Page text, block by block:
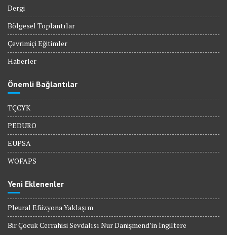
Dergi
Bölgesel Toplantılar
Çevrimiçi Eğitimler
Haberler
Önemli Bağlantılar
TÇCYK
PEDURO
EUPSA
WOFAPS
Yeni Eklenenler
Pleural Efüzyona Yaklaşım
Bir Çocuk Cerrahisi Sevdalısı Nur Danişmend’in İngiltere